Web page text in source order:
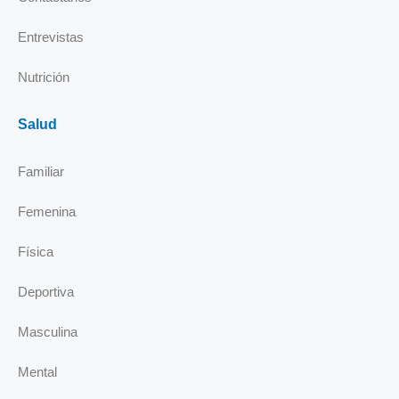
Entrevistas
Nutrición
Salud
Familiar
Femenina
Física
Deportiva
Masculina
Mental